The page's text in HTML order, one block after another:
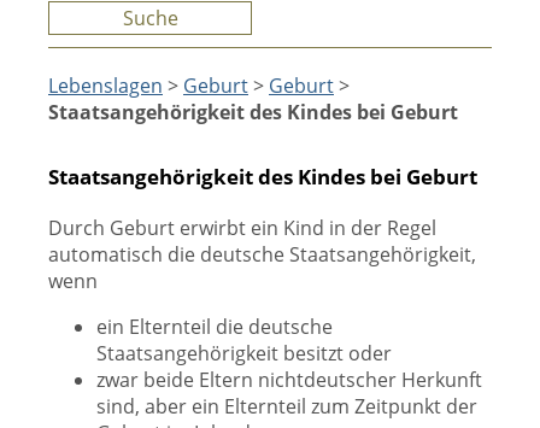
Suche
Lebenslagen > Geburt> Geburt>
Staatsangehörigkeit des Kindes bei Geburt
Staatsangehörigkeit des Kindes bei Geburt
Durch Geburt erwirbt ein Kind in der Regel
automatisch die deutsche Staatsangehörigkeit,
wenn
ein Elternteil die deutsche
Staatsangehörigkeit besitzt oder
zwar beide Eltern nichtdeutscher Herkunft
sind, aber ein Elternteil zum Zeitpunkt der